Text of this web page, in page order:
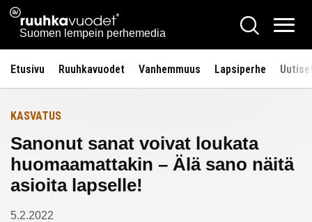
Siirry
sisältöön
Ruuhkavuodet.fi
Suomen lempein perhemedia
Hae
Etusivu Ruuhkavuodet Vanhemmuus Lapsiperhe
Etusivulle
KASVATUS
Sanonut sanat voivat loukata
huomaamattakin – Älä sano näitä
asioita lapselle!
5.2.2022